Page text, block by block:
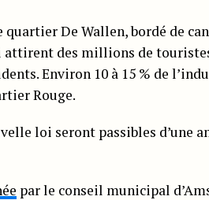
De Wallen, bordé de
attirent des millions de
Environ 10 à 15 % de
Rouge.
loi seront passibles d’une
par le conseil municipal